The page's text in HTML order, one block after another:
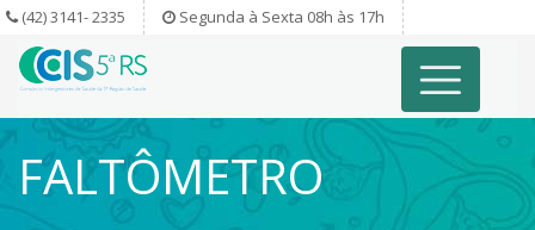
(42) 3141- 2335 Segunda à Sexta 08h às 17h
FALTÔMETRO